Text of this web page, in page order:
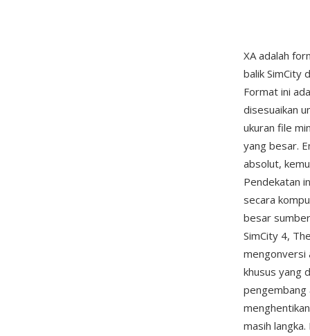
XA adalah
balik SimCity
Format ini
disesuaikan
ukuran file
yang besar.
absolut,
Pendekatan
secara
besar
SimCity 4,
mengonversi
khusus yang
pengembang
masih